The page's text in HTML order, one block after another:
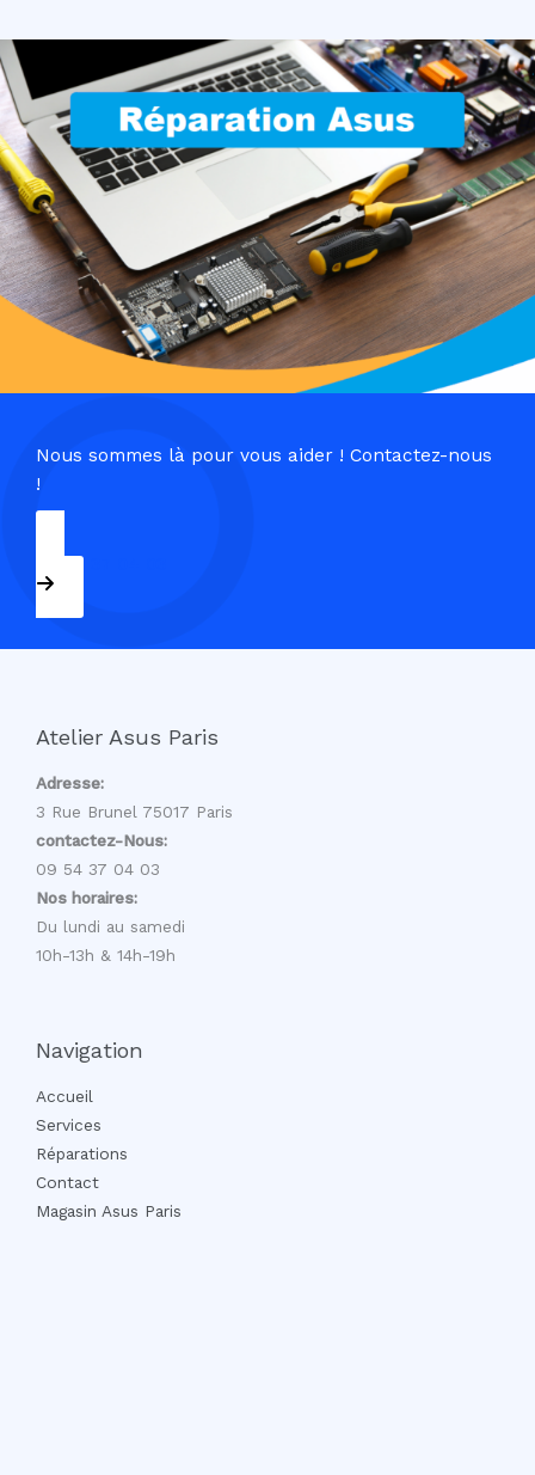
Nous sommes là pour vous aider ! Contactez-nous
!
09 54 37 04 03
Atelier Asus Paris
Adresse:
3 Rue Brunel 75017 Paris
contactez-Nous:
09 54 37 04 03
Nos horaires:
Du lundi au samedi
10h-13h & 14h-19h
Navigation
Accueil
Services
Réparations
Contact
Magasin Asus Paris